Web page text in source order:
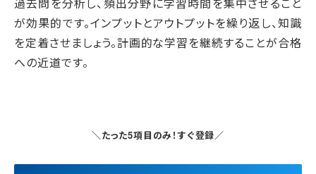
が効果的です。インプットとアウトプットを繰り返し、知識
を定着させましょう。計画的な学習を継続することが合格
への近道です。
＼たった5項目のみ！すぐ登録／